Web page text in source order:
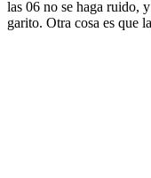
las 06 no se haga ruido,
garito. Otra cosa es que